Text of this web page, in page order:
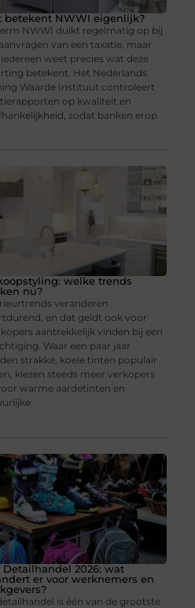
betekent NWWI eigenlijk?
NWWI duikt regelmatig op bij
van een taxatie, maar
weet precies wat deze
betekent. Het Nederlands
Waarde Instituut controleert
op kwaliteit en
zodat banken erop
welke trends
nu?
veranderen
en dat geldt ook voor
aantrekkelijk vinden bij een
Waar een paar jaar
strakke, koele tinten populair
kiezen steeds meer verkopers
warme aardetinten en
Detailhandel 2026: wat
er voor werknemers en
is één van de grootste